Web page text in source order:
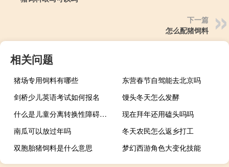
下一篇
怎么配猪饲料
相关问题
猪场专用饲料有哪些
东营春节自驾能去北京吗
剑桥少儿英语考试如何报名
馒头冬天怎么发酵
什么是儿童分离转换性障碍（什么是etf联接基金）
现在拜年还用磕头吗吗
南瓜可以放过年吗
冬天农民怎么返乡打工
双胞胎猪饲料是什么意思
梦幻西游角色大变化技能